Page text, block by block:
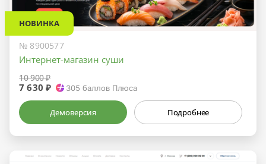
НОВИНКА
№ 8900577
Интернет-магазин суши
10 900 ₽
7 630 ₽ 305 баллов Плюса
Демоверсия Подробнее